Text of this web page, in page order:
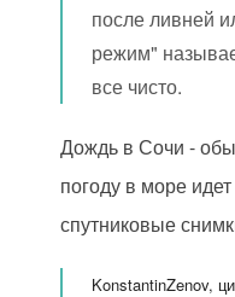
после ливней
режим"
все чисто.
Дождь в Сочи -
погоду в море
спутниковые
KonstantinZenov,